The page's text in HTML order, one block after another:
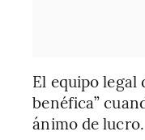
El equipo legal
benéfica”
ánimo de lucro.